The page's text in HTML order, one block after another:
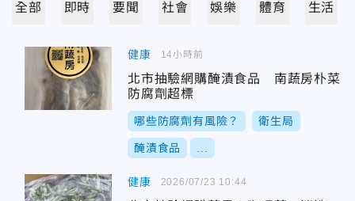
全部 即時 要聞 社會 娛樂 體育 生活
健康
北市抽驗網購醃漬食品 南蔬房朴菜
防腐劑超標
哪些防腐劑有風險？ 衛生局
醃漬食品
14小時前
健康 2026/07/23 10:44